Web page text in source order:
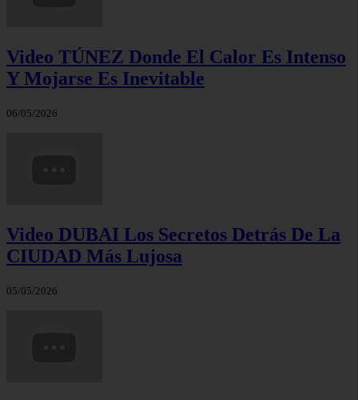
Video TÚNEZ Donde El Calor Es Intenso
Y Mojarse Es Inevitable
06/05/2026
Video DUBAI Los Secretos Detrás De La
CIUDAD Más Lujosa
05/05/2026